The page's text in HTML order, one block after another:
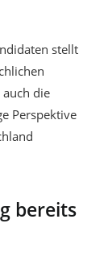
stellt
die
Perspektive
bereits